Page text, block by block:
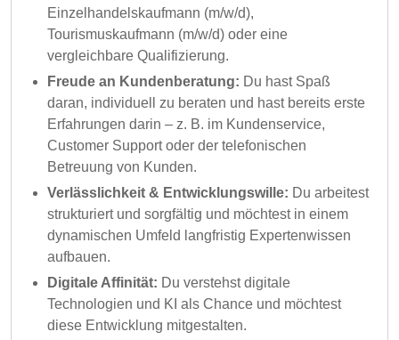
Einzelhandelskaufmann (m/w/d),
Tourismuskaufmann (m/w/d) oder eine
vergleichbare Qualifizierung.
Freude an Kundenberatung: Du hast Spaß
daran, individuell zu beraten und hast bereits erste
Erfahrungen darin – z. B. im Kundenservice,
Customer Support oder der telefonischen
Betreuung von Kunden.
Verlässlichkeit & Entwicklungswille: Du arbeitest
strukturiert und sorgfältig und möchtest in einem
dynamischen Umfeld langfristig Expertenwissen
aufbauen.
Digitale Affinität: Du verstehst digitale
Technologien und KI als Chance und möchtest
diese Entwicklung mitgestalten.